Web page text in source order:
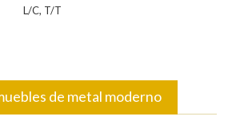
L/C, T/T
de metal moderno